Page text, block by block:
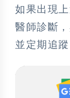
如果出現
醫師診斷
並定期追